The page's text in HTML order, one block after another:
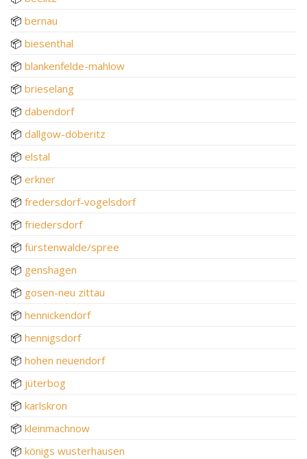
📦 bernau
📦 biesenthal
📦 blankenfelde-mahlow
📦 brieselang
📦 dabendorf
📦 dallgow-döberitz
📦 elstal
📦 erkner
📦 fredersdorf-vogelsdorf
📦 friedersdorf
📦 fürstenwalde/spree
📦 genshagen
📦 gosen-neu zittau
📦 hennickendorf
📦 hennigsdorf
📦 hohen neuendorf
📦 jüterbog
📦 karlskron
📦 kleinmachnow
📦 königs wusterhausen